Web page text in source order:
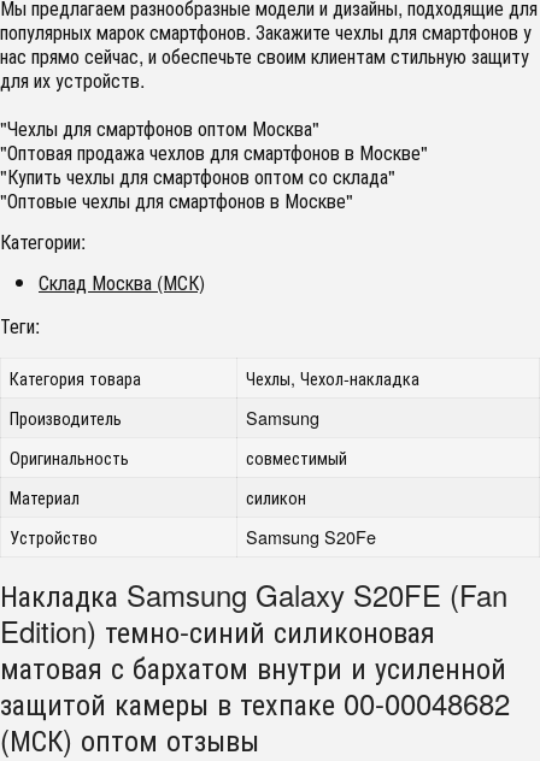
Мы предлагаем разнообразные модели и дизайны, подходящие для
популярных марок смартфонов. Закажите чехлы для смартфонов у
нас прямо сейчас, и обеспечьте своим клиентам стильную защиту
для их устройств.
"Чехлы для смартфонов оптом Москва"
"Оптовая продажа чехлов для смартфонов в Москве"
"Купить чехлы для смартфонов оптом со склада"
"Оптовые чехлы для смартфонов в Москве"
Категории:
Склад Москва (МСК)
Теги:
Категория товара
Чехлы, Чехол-накладка
Производитель
Samsung
Оригинальность
совместимый
Материал
силикон
Устройство
Samsung S20Fe
Накладка Samsung Galaxy S20FE (Fan
Edition) темно-синий силиконовая
матовая с бархатом внутри и усиленной
защитой камеры в техпаке 00-00048682
(МСК) оптом отзывы